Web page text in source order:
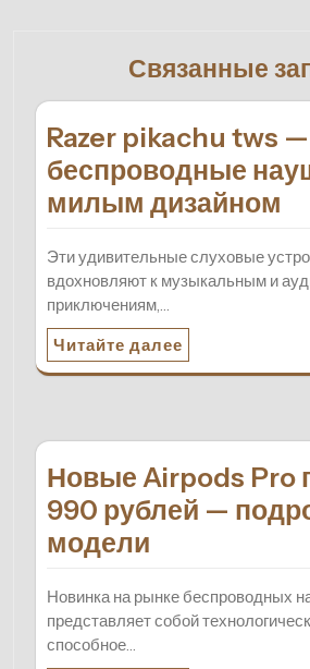
Связанные
Razer pikachu tws
беспроводные
милым дизайном
Эти удивительные слуховые
вдохновляют к музыкальным и
приключениям,…
Читайте далее
Новые Airpods Pro
990 рублей —
модели
Новинка на рынке беспроводных
представляет собой
способное…